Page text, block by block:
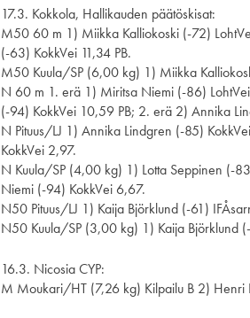
17.3. Kokkola, Hallikauden päätöskisat:
M50 60 m 1) Miikka Kalliokoski (-72)
(-63) KokkVei 11,34 PB.
M50 Kuula/SP (6,00 kg) 1) Miikka
N 60 m 1. erä 1) Miritsa Niemi (-86)
(-94) KokkVei 10,59 PB; 2. erä 2) Annika
N Pituus/LJ 1) Annika Lindgren (-85)
KokkVei 2,97.
N Kuula/SP (4,00 kg) 1) Lotta Seppinen (-
Niemi (-94) KokkVei 6,67.
N50 Pituus/LJ 1) Kaija Björklund (-61)
N50 Kuula/SP (3,00 kg) 1) Kaija Björklund
16.3. Nicosia CYP:
M Moukari/HT (7,26 kg) Kilpailu B 2) Henri